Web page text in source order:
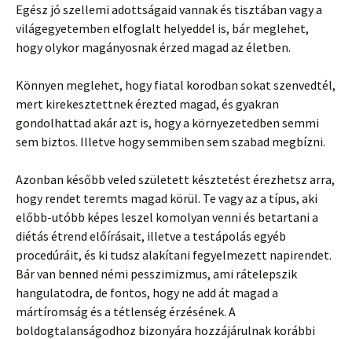
Egész jó szellemi adottságaid vannak és tisztában vagy a
világegyetemben elfoglalt helyeddel is, bár meglehet,
hogy olykor magányosnak érzed magad az életben.
Könnyen meglehet, hogy fiatal korodban sokat szenvedtél,
mert kirekesztettnek érezted magad, és gyakran
gondolhattad akár azt is, hogy a környezetedben semmi
sem biztos. Illetve hogy semmiben sem szabad megbízni.
Azonban később veled született késztetést érezhetsz arra,
hogy rendet teremts magad körül. Te vagy az a típus, aki
előbb-utóbb képes leszel komolyan venni és betartani a
diétás étrend előírásait, illetve a testápolás egyéb
procedúráit, és ki tudsz alakítani fegyelmezett napirendet.
Bár van benned némi pesszimizmus, ami rátelepszik
hangulatodra, de fontos, hogy ne add át magad a
mártíromság és a tétlenség érzésének. A
boldogtalanságodhoz bizonyára hozzájárulnak korábbi